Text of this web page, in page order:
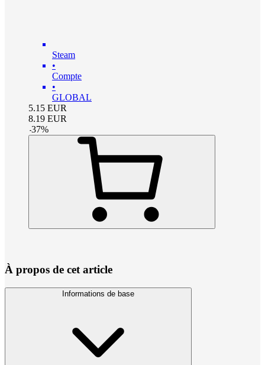
Steam
•
Compte
•
GLOBAL
5.15 EUR
8.19 EUR
-37%
À propos de cet article
Informations de base